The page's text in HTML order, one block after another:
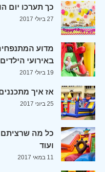
כך תערכו יום
27 ביולי 2017
מדוע
באירועי
19 ביולי 2017
אז איך
25 ביוני 2017
כל מה
ועוד
11 במאי 2017